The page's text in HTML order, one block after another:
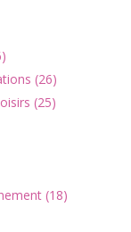
(26)
(25)
(18)